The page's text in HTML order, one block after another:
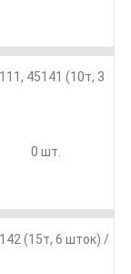
45141 (10т, 3
0 шт.
(15т, 6 шток) /